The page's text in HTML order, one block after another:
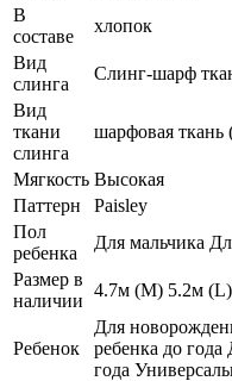
В
составе
хлопок
Вид
слинга
Слинг-шарф
Вид
ткани
слинга
шарфовая ткань
Мягкость Высокая
Паттерн
Paisley
Пол
ребенка
Для мальчика
Размер в
наличии
4.7м (M) 5.2м (L)
Ребенок
Для
ребенка до года
года